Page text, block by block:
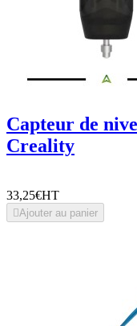
Capteur de
Creality
33,25€HT
Ajouter au panier